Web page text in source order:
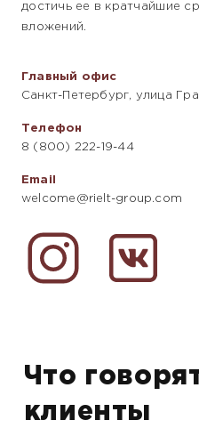
достичь ее в кратчайшие
вложений.
Главный офис
Санкт-Петербург, улица
Телефон
8 (800) 222-19-44
Email
welcome@rielt-group.com
Что
клиенты